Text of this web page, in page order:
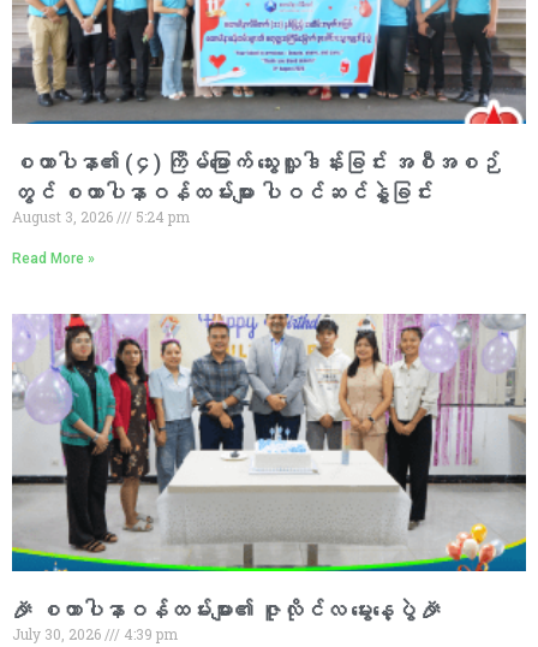
စထာပါနာ၏ (၄) ကြိမ်မြောက် သွေးလှူဒါန်းခြင်း အစီအစဉ်
တွင် စထာပါနာဝန်ထမ်းများ ပါဝင်ဆင်နွှဲခြင်း
August 3, 2026 5:24 pm
Read More »
🎉 စထာပါနာဝန်ထမ်းများ၏ ဇူလိုင်လ မွေးနေ့ပွဲ 🎉
July 30, 2026 4:39 pm